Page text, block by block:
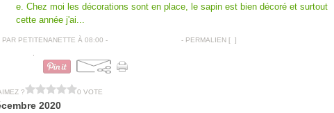
e. Chez moi les décorations sont en place, le sapin est bien décoré et surtout
cette année j'ai...
PAR PETITENANETTE À 08:00 - - PERMALIEN [# ]
? 0 VOTE
2020